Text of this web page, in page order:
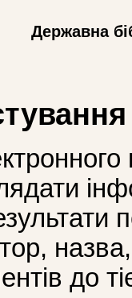
Державна
назва,
до